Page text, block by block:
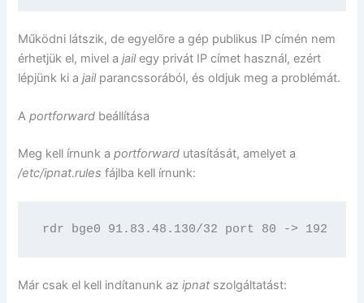
Működni látszik, de egyelőre a gép publikus IP címén nem
érhetjük el, mivel ajailegy privát IP címet használ, ezért
lépjünk ki ajailparancssorából, és oldjuk meg a problémát.
Aportforward beállítása
Meg kell írnunk aportforward utasítását, amelyet a
/etc/ipnat.rules fájlba kell írnunk:
rdr bge0 91.83.48.130/32 port 80 ->
Már csak el kell indítanunk azipnat szolgáltatást: